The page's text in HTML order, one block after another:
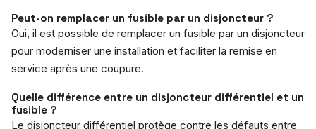
Peut-on remplacer un fusible par un disjoncteur ?
Oui, il est possible de remplacer un fusible par un disjoncteur
pour moderniser une installation et faciliter la remise en
service après une coupure.
Quelle différence entre un disjoncteur différentiel et un
fusible ?
Le disjoncteur différentiel protège contre les défauts entre